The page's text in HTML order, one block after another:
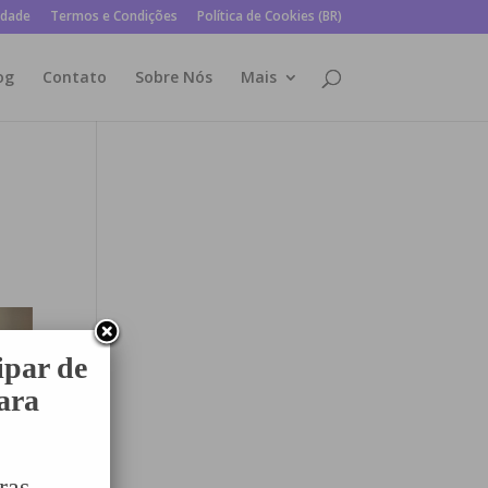
Termos e Condições Política de Cookies (BR)
Contato Sobre Nós Mais
de